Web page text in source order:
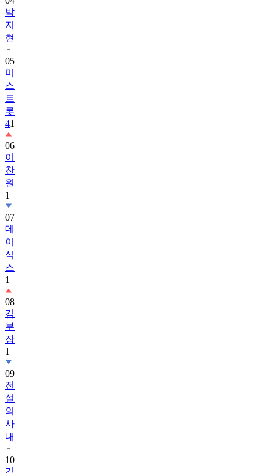
박
지
현
05
미
스
트
롯
41
06
이
찬
원
1
07
데
이
식
스
1
08
김
부
장
1
09
전
설
의
사
내
10